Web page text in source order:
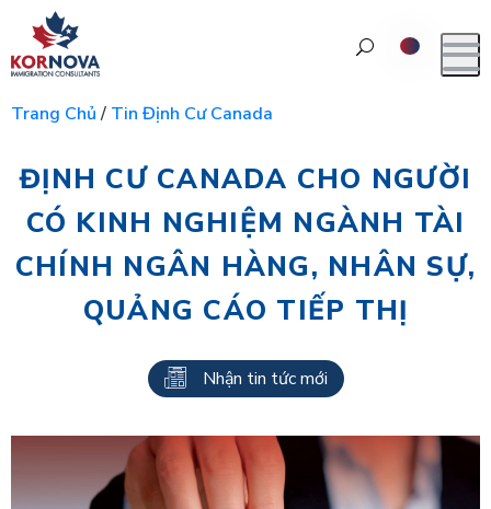
Trang Chủ/ Tin Định Cư Canada
ĐỊNH CƯ CANADA CHO NGƯỜI
CÓ KINH NGHIỆM NGÀNH TÀI
CHÍNH NGÂN HÀNG, NHÂN SỰ,
QUẢNG CÁO TIẾP THỊ
Nhận tin tức mới